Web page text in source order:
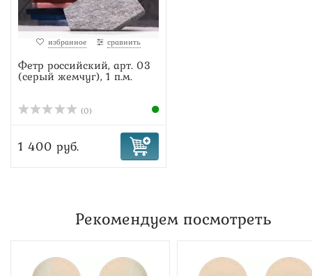
избранное сравнить
Фетр российский, арт. 03
(серый жемчуг), 1 п.м.
(0)
1 400 руб.
Рекомендуем посмотреть